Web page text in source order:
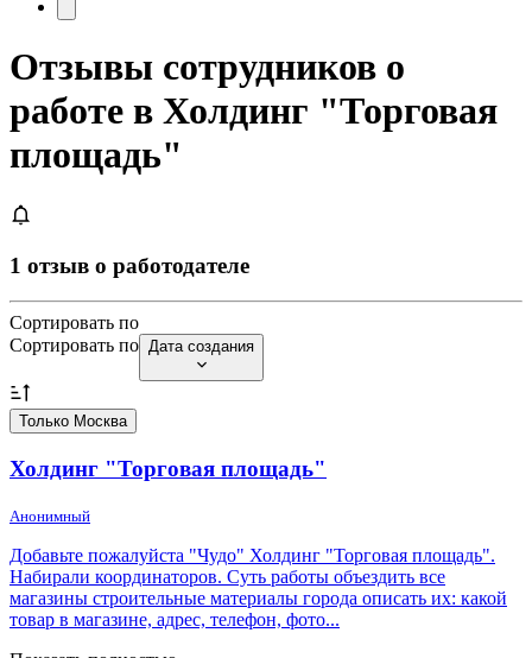
Отзывы сотрудников о
работе в Холдинг "Торговая
площадь"
1 отзыв о работодателе
Сортировать по
Сортировать по Дата создания
Только Москва
Холдинг "Торговая площадь"
Анонимный
Добавьте пожалуйста "Чудо" Холдинг "Торговая площадь".
Набирали координаторов. Суть работы объездить все
магазины строительные материалы города описать их: какой
товар в магазине, адрес, телефон, фото...